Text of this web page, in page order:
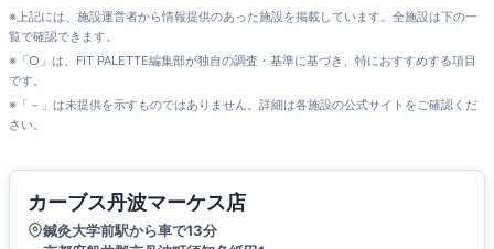
※上記には、施設運営者から情報提供のあった施設を掲載しています。全施設は下の一
覧で確認できます。
※「○」は、FIT PALETTE編集部が独自の調査・基準に基づき、特におすすめする項目
です。
※「－」は未提供を示すものではありません。詳細は各施設の公式サイトをご確認くだ
さい。
カーブス丹波マーケス店
鍼灸大学前駅から車で13分